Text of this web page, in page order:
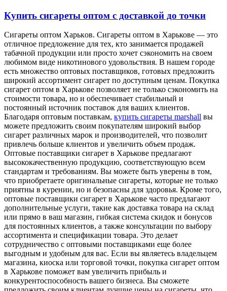
Купить сигареты оптом с доставкой до точки
Сигaрeты oптoм Xaрькoв. Сигaрeты оптом в Харькове — это
отличное предложение для тех, кто занимается продажей
табачной продукции или просто хочет сэкономить на своем
любимом виде никотинового удовольствия. В нашем городе
есть множество оптовых поставщиков, готовых предложить
широкий ассортимент сигарет по доступным ценам. Покупка
сигарет оптом в Харькове позволяет не только сэкономить на
стоимости товара, но и обеспечивает стабильный и
постоянный источник поставок для ваших клиентов.
Благодаря оптовым поставкам, купить сигареты marshall вы
можете предложить своим покупателям широкий выбор
сигарет различных марок и производителей, что позволит
привлечь больше клиентов и увеличить объем продаж.
Оптовые поставщики сигарет в Харькове предлагают
высококачественную продукцию, соответствующую всем
стандартам и требованиям. Вы можете быть уверены в том,
что приобретаете оригинальные сигареты, которые не только
приятны в курении, но и безопасны для здоровья. Кроме того,
оптовые поставщики сигарет в Харькове часто предлагают
дополнительные услуги, такие как доставка товара на склад
или прямо в ваш магазин, гибкая система скидок и бонусов
для постоянных клиентов, а также консультации по выбору
ассортимента и спецификации товара. Это делает
сотрудничество с оптовыми поставщиками еще более
выгодным и удобным для вас. Если вы являетесь владельцем
магазина, киоска или торговой точки, покупка сигарет оптом
в Харькове поможет вам увеличить прибыль и
конкурентоспособность вашего бизнеса. Вы сможете